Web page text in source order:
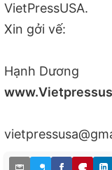
VietPressUSA.
Xin gởi vế:
Hạnh Dương